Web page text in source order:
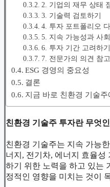
2. 기업의 재무 상태
3. 기술력 검토하기
4. 투자 포트폴리오
5. 지속 가능성과 사
6. 투자 기간 고려하기
7. 전문가의 의견 참고
ESG 경영의 중요성
결론
지금 바로 친환경 기술
친환경 기술주 투자란 무엇
친환경 기술주는 지속 가능
너지, 전기차, 에너지 효율성
하기 위한 노력을 하고 있는
정적인 영향을 미치는 것이